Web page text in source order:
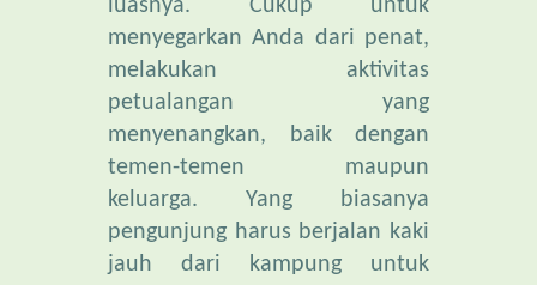
melakukan aktivitas
petualangan yang
menyenangkan, baik dengan
temen-temen maupun
keluarga. Yang biasanya
pengunjung harus berjalan kaki
jauh dari kampung untuk
masuk hutan yang masih utuh.